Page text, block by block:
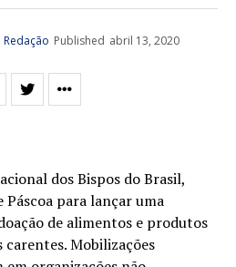
Redação Published abril 13, 2020
dos Bispos do Brasil,
para lançar uma
de alimentos e produtos
Mobilizações